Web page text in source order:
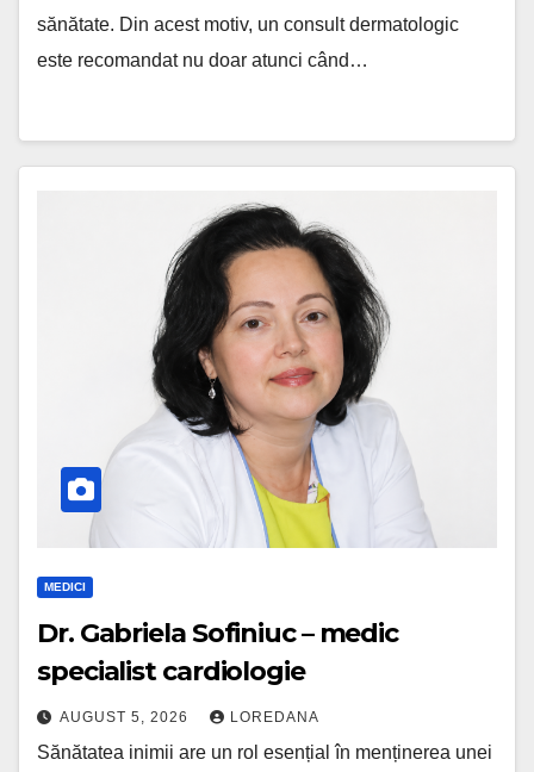
sănătate. Din acest motiv, un consult dermatologic
este recomandat nu doar atunci când…
MEDICI
Dr. Gabriela Sofiniuc – medic
specialist cardiologie
AUGUST 5, 2026 LOREDANA
Sănătatea inimii are un rol esențial în menținerea unei